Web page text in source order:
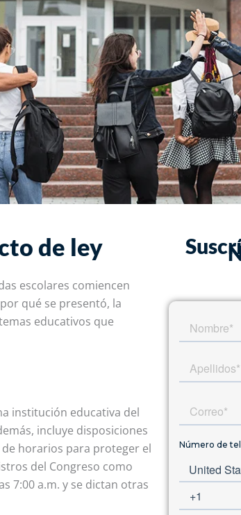
de ley
escolares comiencen
qué se presentó, la
educativos que
institución educativa del
incluye disposiciones
horarios para proteger el
del Congreso como
7:00 a.m. y se dictan otras